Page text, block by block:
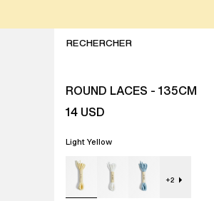
ROUND LACES - 135CM
14 USD
Light Yellow
+2